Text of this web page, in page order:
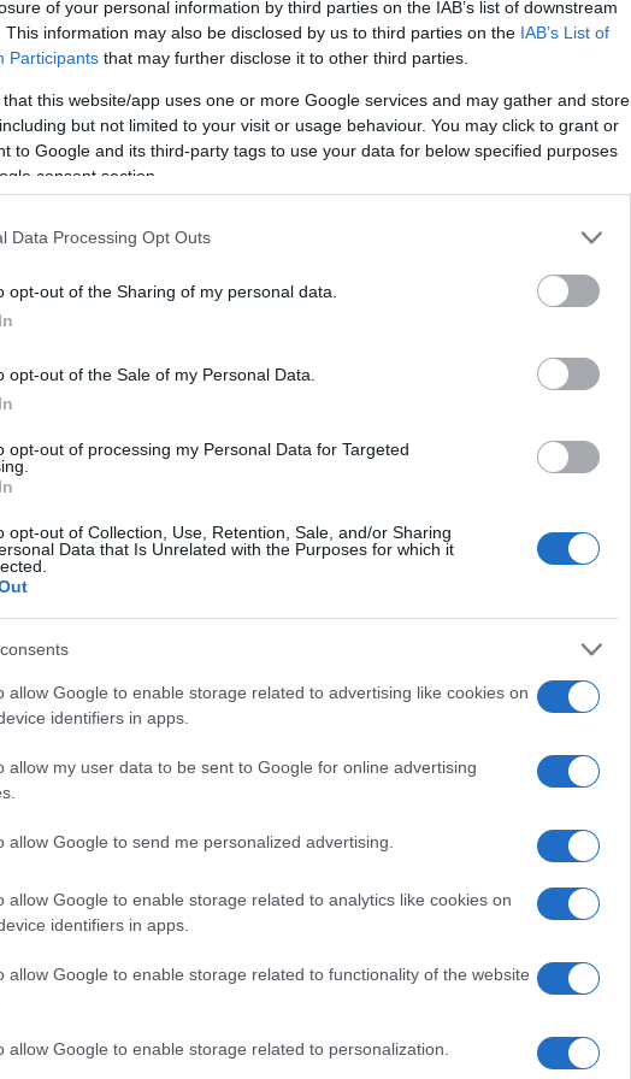
of your personal information by third parties on the IAB’s list of downstream
This information may also be disclosed by us to third parties on the IAB’s List of
Participants that may further disclose it to other third parties.
that this website/app uses one or more Google services and may gather and store
but not limited to your visit or usage behaviour. You may click to grant or
to Google and its third-party tags to use your data for below specified purposes
consent section.
Data Processing Opt Outs
opt-out of the Sharing of my personal data.
opt-out of the Sale of my Personal Data.
opt-out of processing my Personal Data for Targeted
opt-out of Collection, Use, Retention, Sale, and/or Sharing
Data that Is Unrelated with the Purposes for which it
allow Google to enable storage related to advertising like cookies on
identifiers in apps.
allow my user data to be sent to Google for online advertising
allow Google to send me personalized advertising.
allow Google to enable storage related to analytics like cookies on
identifiers in apps.
allow Google to enable storage related to functionality of the website
allow Google to enable storage related to personalization.
è fondamentale sapere che non tutte
prove scientifiche solide. Ti è mai capitato di
è che esistono normative precise da
ecologiche da quelle ingannevoli, la
le sue linee guida. Queste indicazioni
prodotti ‘green’. Ad esempio, se un
realmente contenere fibra di bambù e non
non dovrebbe portare tale nome. Ti sei mai
fuorvianti? È tempo di fare attenzione!
di allerta
segnali da tenere d’occhio quando leggi
come ‘naturale’ o ‘eco-friendly’ senza fornire